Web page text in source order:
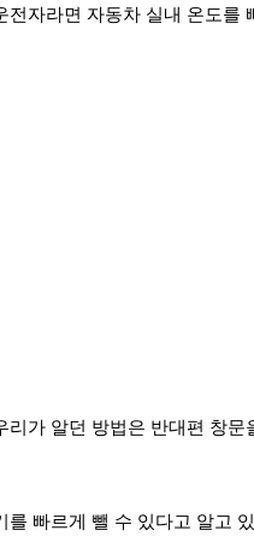
전자라면 자동차 실내 온도를
리가 알던 방법은 반대편 창
를 빠르게 뺄 수 있다고 알고